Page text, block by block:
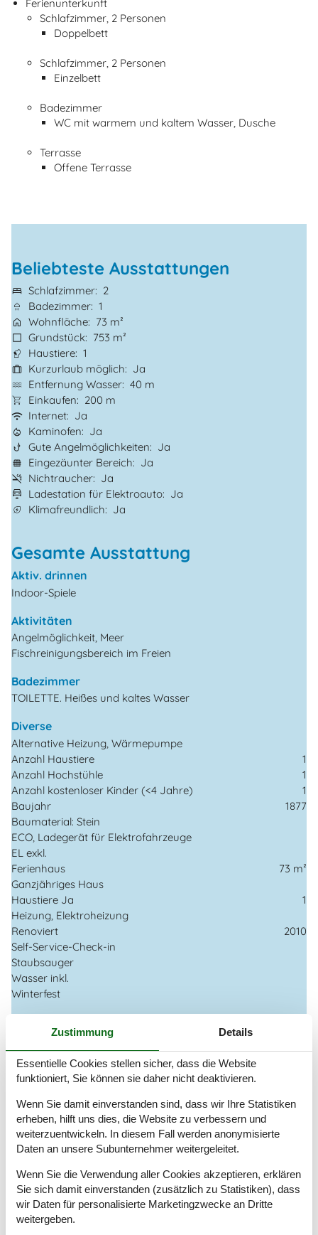
Ferienunterkunft
Schlafzimmer, 2 Personen
Doppelbett
Schlafzimmer, 2 Personen
Einzelbett
Badezimmer
WC mit warmem und kaltem Wasser, Dusche
Terrasse
Offene Terrasse
Beliebteste Ausstattungen
Schlafzimmer
2
Badezimmer 1
Wohnfläche
73 m²
Grundstück
753 m²
Haustiere 1
Kurzurlaub möglich
Ja
Entfernung Wasser 40 m
Einkaufen
200 m
Internet
Ja
Kaminofen
Ja
Gute Angelmöglichkeiten
Ja
Eingezäunter Bereich
Ja
Nichtraucher
Ja
Ladestation für Elektroauto
Ja
Klimafreundlich
Ja
Gesamte Ausstattung
Aktiv. drinnen
Indoor-Spiele
Aktivitäten
Angelmöglichkeit, Meer
Fischreinigungsbereich im Freien
Badezimmer
TOILETTE. Heißes und kaltes Wasser
Diverse
Alternative Heizung, Wärmepumpe
Anzahl Haustiere
1
Anzahl Hochstühle
1
Anzahl kostenloser Kinder (<4 Jahre)
1
Baujahr
1877
Baumaterial: Stein
ECO, Ladegerät für Elektrofahrzeuge
EL exkl.
Ferienhaus
73 m²
Ganzjähriges Haus
Haustiere Ja
1
Heizung, Elektroheizung
Renoviert
2010
Self-Service-Check-in
Staubsauger
Wasser inkl.
Winterfest
Eingezäuntes Grundstück
Gartenmöbel
Grill
Kostenloser Parkplatz auf dem Gelände
Ladestation für Elektroauto
Naturgrundstück
Drinnen
Fußbodenheizung im Badezimmer
Kaminofen
Rauchmelder
Zustimmung Details
Essentielle Cookies stellen sicher, dass die Website
funktioniert, Sie können sie daher nicht deaktivieren.
Wenn Sie damit einverstanden sind, dass wir Ihre Statistiken
erheben, hilft uns dies, die Website zu verbessern und
weiterzuentwickeln. In diesem Fall werden anonymisierte
Daten an unsere Subunternehmer weitergeleitet.
Wenn Sie die Verwendung aller Cookies akzeptieren, erklären
Sie sich damit einverstanden (zusätzlich zu Statistiken), dass
wir Daten für personalisierte Marketingzwecke an Dritte
weitergeben.